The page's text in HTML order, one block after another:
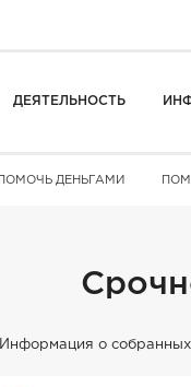
ДЕЯТЕЛЬНОСТЬ
ПОМОЧЬ ДЕНЬГАМИ
Информация о